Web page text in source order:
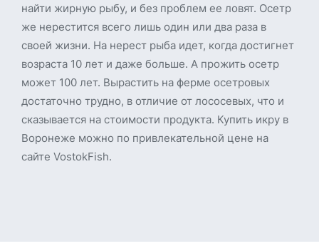
найти жирную рыбу, и без проблем ее ловят. Осетр
же нерестится всего лишь один или два раза в
своей жизни. На нерест рыба идет, когда достигнет
возраста 10 лет и даже больше. А прожить осетр
может 100 лет. Вырастить на ферме осетровых
достаточно трудно, в отличие от лососевых, что и
сказывается на стоимости продукта. Купить икру в
Воронеже можно по привлекательной цене на
сайте VostokFish.